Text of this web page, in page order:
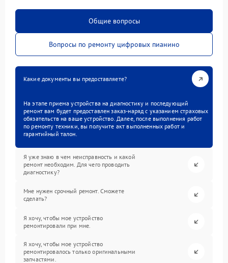
Общие вопросы
Вопросы по ремонту цифровых пианино
Какие документы вы предоставляете?
На этапе приема устройства на диагностику и последующий
ремонт вам будет предоставлен заказ-наряд с указанием страховых
обязательств на ваше устройство. Далее, после выполнения работ
по ремонту техники, вы получите акт выполненных работ и
гарантийный талон.
Я уже знаю в чем неисправность и какой
ремонт необходим. Для чего проводить
диагностику?
Мне нужен срочный ремонт. Сможете
сделать?
Я хочу, чтобы мое устройство
ремонтировали при мне.
Я хочу, чтобы мое устройство
ремонтировалось только оригинальными
запчастями.